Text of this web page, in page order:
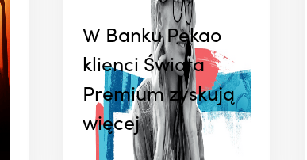
W Banku Pekao
klienci Świata
Premium zyskują
więcej